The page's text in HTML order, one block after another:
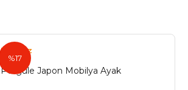
%17
Eryıldız
Pergüle Japon Mobilya Ayak